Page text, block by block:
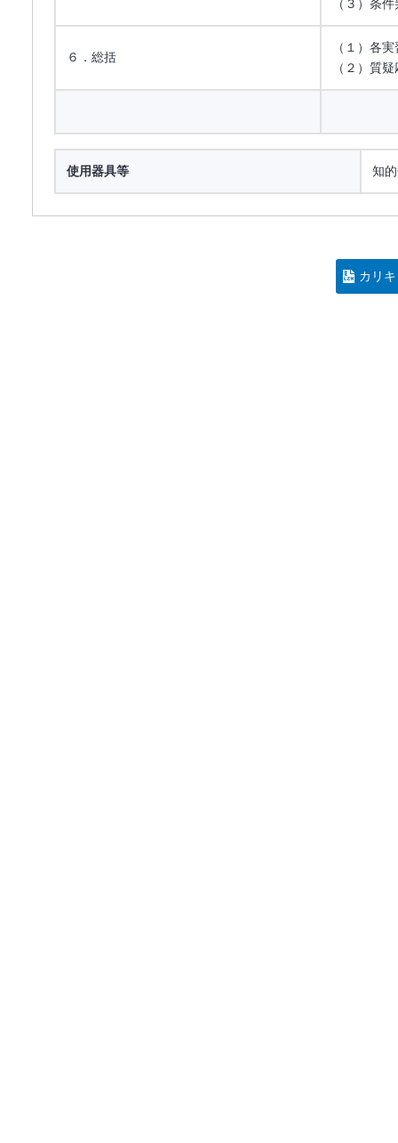
（３）条
６．総括
（１）各
（２）質
使用器具等 知
カリ